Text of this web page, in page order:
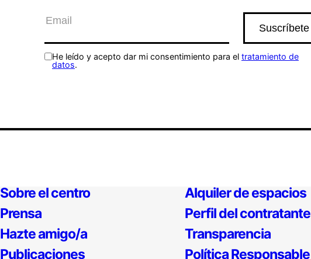
He leído y acepto dar mi consentimiento para el tratamiento de
datos.
Sobre el centro
Prensa
Hazte amigo/a
Publicaciones
Alquiler de espacios
Perfil del contratante
Transparencia
Política Responsable